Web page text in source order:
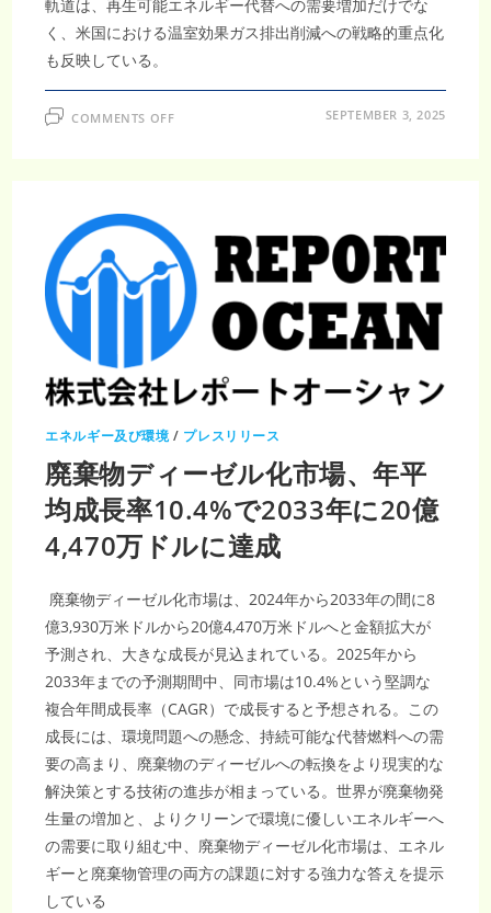
革
命
軌道は、再生可能エネルギー代替への需要増加だけでな
く、米国における温室効果ガス排出削減への戦略的重点化
も反映している。
COMMENTS OFFON
場
は、
産
業
廃
棄
物
リ
ク
ル
と
再
生
能
ネ
ル
ギ
ー
義
政
策
に
支
え
ら
れ、
年
ま
で
に
78
億
米
ド
ル
規
模
へ
拡
SEPTEMBER 3, 2025
エネルギー及び環境/ プレスリリース
廃棄物ディーゼル化市場、年平
均成長率10.4%で2033年に20億
4,470万ドルに達成
廃棄物ディーゼル化市場は、2024年から2033年の間に8
億3,930万米ドルから20億4,470万米ドルへと金額拡大が
予測され、大きな成長が見込まれている。2025年から
2033年までの予測期間中、同市場は10.4%という堅調な
複合年間成長率（CAGR）で成長すると予想される。この
成長には、環境問題への懸念、持続可能な代替燃料への需
要の高まり、廃棄物のディーゼルへの転換をより現実的な
解決策とする技術の進歩が相まっている。世界が廃棄物発
生量の増加と、よりクリーンで環境に優しいエネルギーへ
の需要に取り組む中、廃棄物ディーゼル化市場は、エネル
ギーと廃棄物管理の両方の課題に対する強力な答えを提示
している